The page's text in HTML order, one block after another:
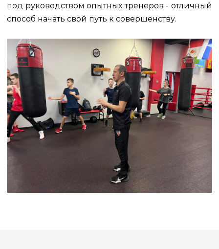
под руководством опытных тренеров - отличный
способ начать свой путь к совершенству.